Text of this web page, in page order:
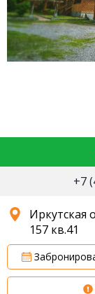
+7
Иркутская
157 кв.41